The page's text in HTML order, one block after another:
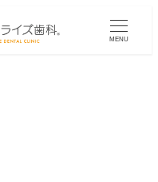
MENU